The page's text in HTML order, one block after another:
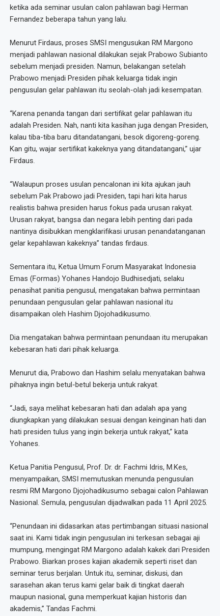
ketika ada seminar usulan calon pahlawan bagi Herman
Fernandez beberapa tahun yang lalu.
Menurut Firdaus, proses SMSI mengusukan RM Margono
menjadi pahlawan nasional dilakukan sejak Prabowo Subianto
sebelum menjadi presiden. Namun, belakangan setelah
Prabowo menjadi Presiden pihak keluarga tidak ingin
pengusulan gelar pahlawan itu seolah-olah jadi kesempatan.
“Karena penanda tangan dari sertifikat gelar pahlawan itu
adalah Presiden. Nah, nanti kita kasihan juga dengan Presiden,
kalau tiba-tiba baru ditandatangani, besok digoreng-goreng.
Kan gitu, wajar sertifikat kakeknya yang ditandatangani,” ujar
Firdaus.
“Walaupun proses usulan pencalonan ini kita ajukan jauh
sebelum Pak Prabowo jadi Presiden, tapi hari kita harus
realistis bahwa presiden harus fokus pada urusan rakyat.
Urusan rakyat, bangsa dan negara lebih penting dari pada
nantinya disibukkan mengklarifikasi urusan penandatanganan
gelar kepahlawan kakeknya” tandas firdaus.
Sementara itu, Ketua Umum Forum Masyarakat Indonesia
Emas (Formas) Yohanes Handojo Budhisedjati, selaku
penasihat panitia pengusul, mengatakan bahwa permintaan
penundaan pengusulan gelar pahlawan nasional itu
disampaikan oleh Hashim Djojohadikusumo.
Dia mengatakan bahwa permintaan penundaan itu merupakan
kebesaran hati dari pihak keluarga.
Menurut dia, Prabowo dan Hashim selalu menyatakan bahwa
pihaknya ingin betul-betul bekerja untuk rakyat.
“Jadi, saya melihat kebesaran hati dan adalah apa yang
diungkapkan yang dilakukan sesuai dengan keinginan hati dan
hati presiden tulus yang ingin bekerja untuk rakyat,” kata
Yohanes.
Ketua Panitia Pengusul, Prof. Dr. dr. Fachmi Idris, M.Kes,
menyampaikan, SMSI memutuskan menunda pengusulan
resmi RM Margono Djojohadikusumo sebagai calon Pahlawan
Nasional. Semula, pengusulan dijadwalkan pada 11 April 2025.
“Penundaan ini didasarkan atas pertimbangan situasi nasional
saat ini. Kami tidak ingin pengusulan ini terkesan sebagai aji
mumpung, mengingat RM Margono adalah kakek dari Presiden
Prabowo. Biarkan proses kajian akademik seperti riset dan
seminar terus berjalan. Untuk itu, seminar, diskusi, dan
sarasehan akan terus kami gelar baik di tingkat daerah
maupun nasional, guna memperkuat kajian historis dan
akademis,” Tandas Fachmi.